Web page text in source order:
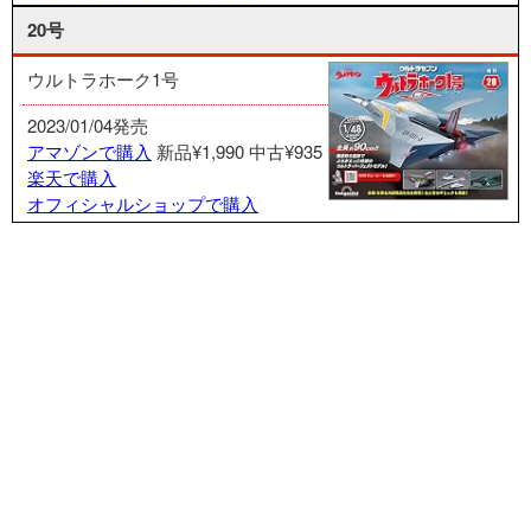
20号
ウルトラホーク1号
2023/01/04発売
アマゾンで購入 新品¥1,990中古¥935
楽天で購入
オフィシャルショップで購入